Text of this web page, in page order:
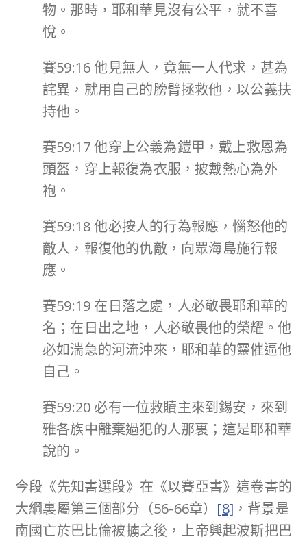
物。那時，耶和華見沒有公平，就不喜
悅。
賽59:16 他見無人，竟無一人代求，甚為
詫異，就用自己的膀臂拯救他，以公義扶
持他。
賽59:17 他穿上公義為鎧甲，戴上救恩為
頭盔，穿上報復為衣服，披戴熱心為外
袍。
賽59:18 他必按人的行為報應，惱怒他的
敵人，報復他的仇敵，向眾海島施行報
應。
賽59:19 在日落之處，人必敬畏耶和華的
名；在日出之地，人必敬畏他的榮耀。他
必如湍急的河流沖來，耶和華的靈催逼他
自己。
賽59:20 必有一位救贖主來到錫安，來到
雅各族中離棄過犯的人那裏；這是耶和華
說的。
今段《先知書選段》在《以賽亞書》這卷書的
大綱裏屬第三個部分（56-66章） [8] ，背景是
南國亡於巴比倫被擄之後，上帝興起波斯把巴